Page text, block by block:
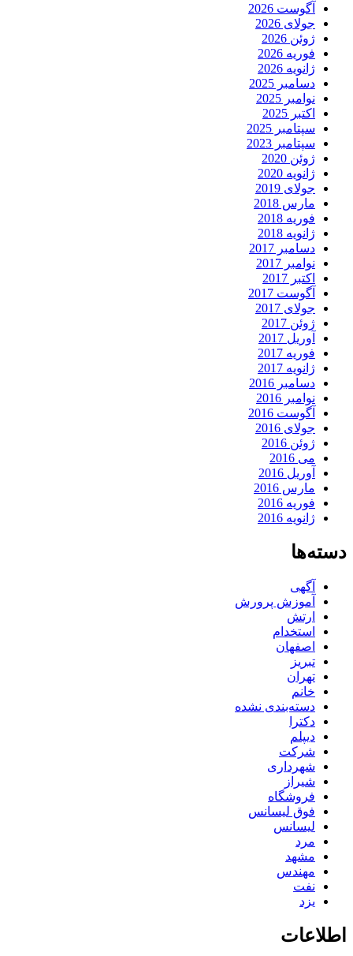
آگوست 2026
جولای 2026
ژوئن 2026
فوریه 2026
ژانویه 2026
دسامبر 2025
نوامبر 2025
اکتبر 2025
سپتامبر 2025
سپتامبر 2023
ژوئن 2020
ژانویه 2020
جولای 2019
مارس 2018
فوریه 2018
ژانویه 2018
دسامبر 2017
نوامبر 2017
اکتبر 2017
آگوست 2017
جولای 2017
ژوئن 2017
آوریل 2017
فوریه 2017
ژانویه 2017
دسامبر 2016
نوامبر 2016
آگوست 2016
جولای 2016
ژوئن 2016
می 2016
آوریل 2016
مارس 2016
فوریه 2016
ژانویه 2016
دسته‌ها
آگهی
آموزش پرورش
ارتش
استخدام
اصفهان
تبریز
تهران
خانم
دسته‌بندی نشده
دکترا
دیپلم
شرکت
شهرداری
شیراز
فروشگاه
فوق لیسانس
لیسانس
مرد
مشهد
مهندس
نفت
یزد
اطلاعات